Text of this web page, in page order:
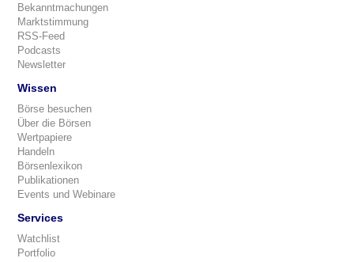
Bekanntmachungen
Marktstimmung
RSS-Feed
Podcasts
Newsletter
Wissen
Börse besuchen
Über die Börsen
Wertpapiere
Handeln
Börsenlexikon
Publikationen
Events und Webinare
Services
Watchlist
Portfolio